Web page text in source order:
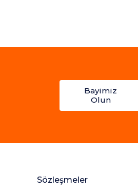
Bayimiz
Olun
Sözleşmeler